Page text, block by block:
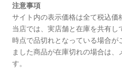
注意事項
サイト内の表示価格は全て税込価
当店では、実店舗と在庫を共有し
時点で品切れとなっている場合が
ました商品が在庫切れの場合は、
す。